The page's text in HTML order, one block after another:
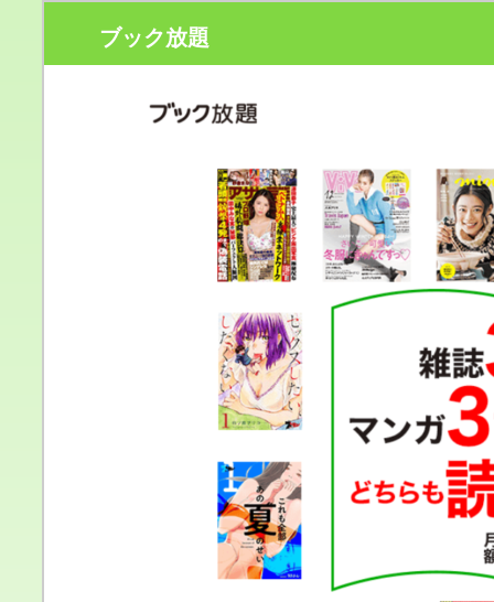
ブック放題